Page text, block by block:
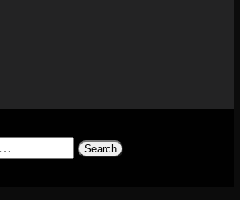
Search